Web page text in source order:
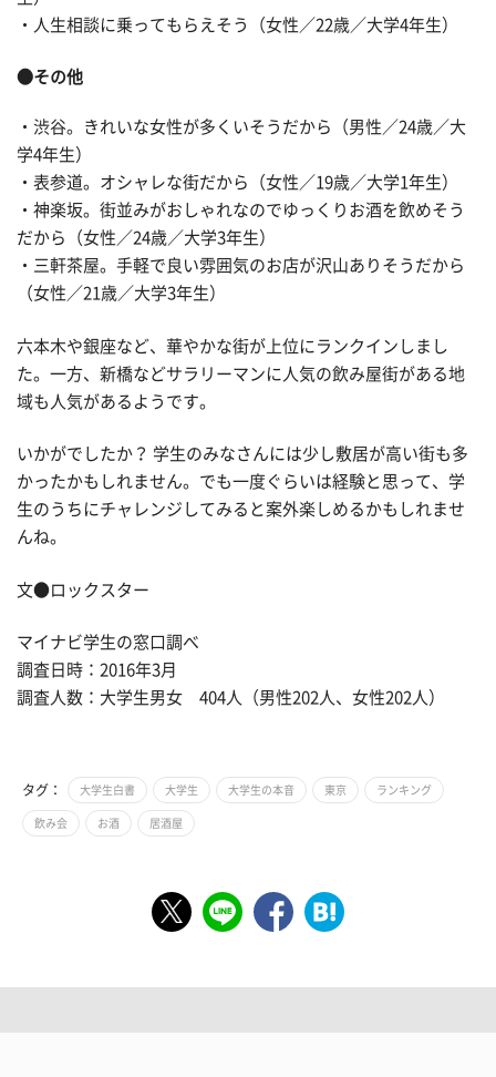
・人生相談に乗ってもらえそう（女性／22歳／大学4年生）
●その他
・渋谷。きれいな女性が多くいそうだから（男性／24歳／大
学4年生）
・表参道。オシャレな街だから（女性／19歳／大学1年生）
・神楽坂。街並みがおしゃれなのでゆっくりお酒を飲めそう
だから（女性／24歳／大学3年生）
・三軒茶屋。手軽で良い雰囲気のお店が沢山ありそうだから
（女性／21歳／大学3年生）
六本木や銀座など、華やかな街が上位にランクインしまし
た。一方、新橋などサラリーマンに人気の飲み屋街がある地
域も人気があるようです。
いかがでしたか？ 学生のみなさんには少し敷居が高い街も多
かったかもしれません。でも一度ぐらいは経験と思って、学
生のうちにチャレンジしてみると案外楽しめるかもしれませ
んね。
文●ロックスター
マイナビ学生の窓口調べ
調査日時：2016年3月
調査人数：大学生男女 404人（男性202人、女性202人）
タグ： 大学生白書 大学生 大学生の本音 東京 ランキング
飲み会 お酒 居酒屋